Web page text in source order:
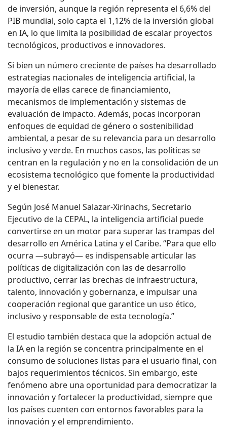
de inversión, aunque la región representa el 6,6% del
PIB mundial, solo capta el 1,12% de la inversión global
en IA, lo que limita la posibilidad de escalar proyectos
tecnológicos, productivos e innovadores.
Si bien un número creciente de países ha desarrollado
estrategias nacionales de inteligencia artificial, la
mayoría de ellas carece de financiamiento,
mecanismos de implementación y sistemas de
evaluación de impacto. Además, pocas incorporan
enfoques de equidad de género o sostenibilidad
ambiental, a pesar de su relevancia para un desarrollo
inclusivo y verde. En muchos casos, las políticas se
centran en la regulación y no en la consolidación de un
ecosistema tecnológico que fomente la productividad
y el bienestar.
Según José Manuel Salazar-Xirinachs, Secretario
Ejecutivo de la CEPAL, la inteligencia artificial puede
convertirse en un motor para superar las trampas del
desarrollo en América Latina y el Caribe. “Para que ello
ocurra —subrayó— es indispensable articular las
políticas de digitalización con las de desarrollo
productivo, cerrar las brechas de infraestructura,
talento, innovación y gobernanza, e impulsar una
cooperación regional que garantice un uso ético,
inclusivo y responsable de esta tecnología.”
El estudio también destaca que la adopción actual de
la IA en la región se concentra principalmente en el
consumo de soluciones listas para el usuario final, con
bajos requerimientos técnicos. Sin embargo, este
fenómeno abre una oportunidad para democratizar la
innovación y fortalecer la productividad, siempre que
los países cuenten con entornos favorables para la
innovación y el emprendimiento.